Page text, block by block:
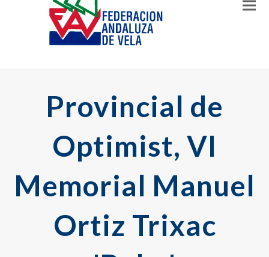
Provincial de
Optimist, VI
Memorial Manuel
Ortiz Trixac